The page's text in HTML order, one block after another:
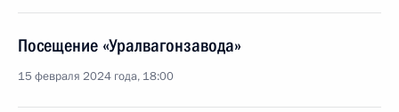
Посещение «Уралвагонзавода»
15 февраля 2024 года, 18:00